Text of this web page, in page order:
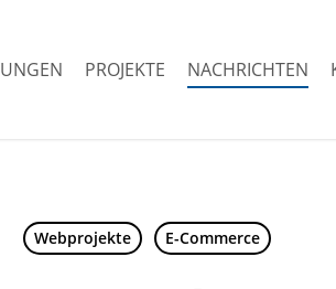
PROJEKTE NACHRICHTEN
Webprojekte E-Commerce